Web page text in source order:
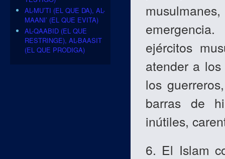
ejércitos
atender a
los
barras de
inútiles,
6. El Islam
AL-MU’TI (EL QUE DA), AL-
MAANI’ (EL QUE EVITA)
AL-QAABID (EL QUE
RESTRINGE), AL-BAASIT
(EL QUE PRODIGA)